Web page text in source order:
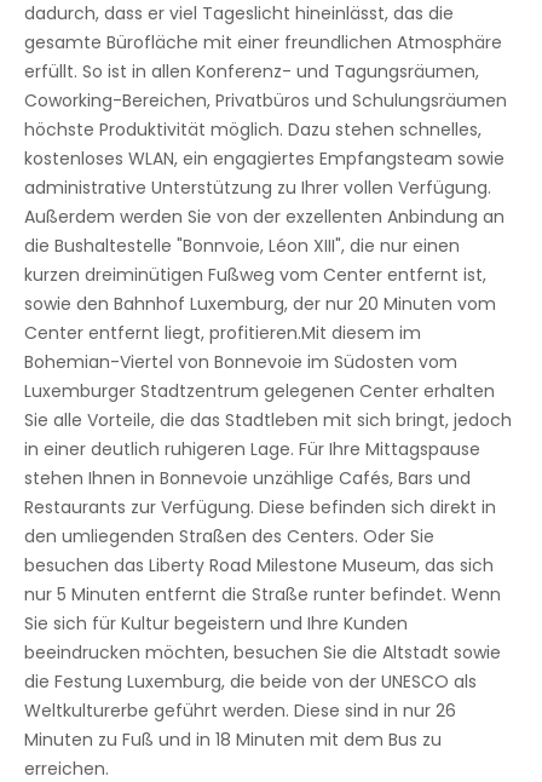
Abgehängte Decken
Verkaufsautomaten
dadurch, dass er viel Tageslicht hineinlässt, das die
gesamte Bürofläche mit einer freundlichen Atmosphäre
erfüllt. So ist in allen Konferenz- und Tagungsräumen,
Coworking-Bereichen, Privatbüros und Schulungsräumen
höchste Produktivität möglich. Dazu stehen schnelles,
kostenloses WLAN, ein engagiertes Empfangsteam sowie
administrative Unterstützung zu Ihrer vollen Verfügung.
Außerdem werden Sie von der exzellenten Anbindung an
die Bushaltestelle "Bonnvoie, Léon XIII", die nur einen
kurzen dreiminütigen Fußweg vom Center entfernt ist,
sowie den Bahnhof Luxemburg, der nur 20 Minuten vom
Center entfernt liegt, profitieren.Mit diesem im
Bohemian-Viertel von Bonnevoie im Südosten vom
Luxemburger Stadtzentrum gelegenen Center erhalten
Sie alle Vorteile, die das Stadtleben mit sich bringt, jedoch
in einer deutlich ruhigeren Lage. Für Ihre Mittagspause
stehen Ihnen in Bonnevoie unzählige Cafés, Bars und
Restaurants zur Verfügung. Diese befinden sich direkt in
den umliegenden Straßen des Centers. Oder Sie
besuchen das Liberty Road Milestone Museum, das sich
nur 5 Minuten entfernt die Straße runter befindet. Wenn
Sie sich für Kultur begeistern und Ihre Kunden
beeindrucken möchten, besuchen Sie die Altstadt sowie
die Festung Luxemburg, die beide von der UNESCO als
Weltkulturerbe geführt werden. Diese sind in nur 26
Minuten zu Fuß und in 18 Minuten mit dem Bus zu
erreichen.